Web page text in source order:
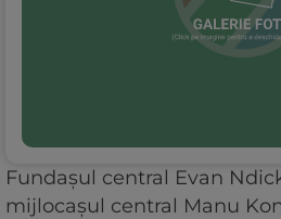
Fundașul central Evan
mijlocașul central Manu